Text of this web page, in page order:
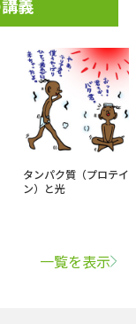
義
タンパク質（プロテイ
ン）と光
一覧を表示